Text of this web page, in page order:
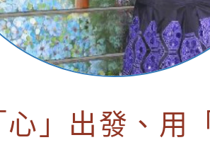
心」出發、用